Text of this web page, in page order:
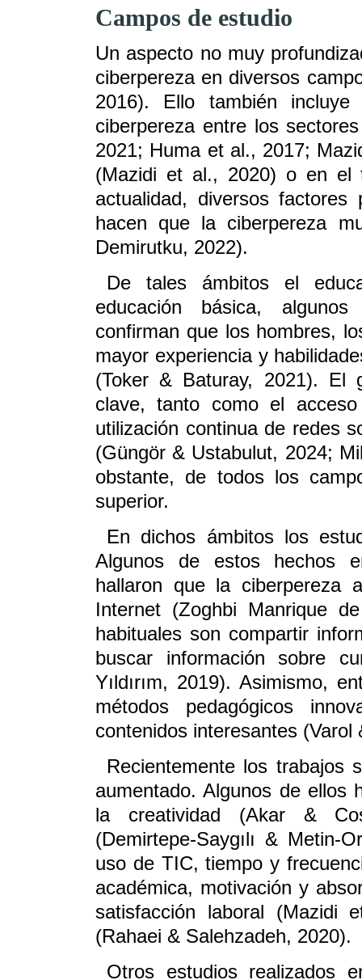
Campos de estudio
Un aspecto no muy
ciberpereza en diversos
2016). Ello también
ciberpereza entre los
2021; Huma et al., 2017;
(Mazidi et al., 2020) o en el
actualidad, diversos factores
hacen que la ciberpereza
Demirutku, 2022).
De tales ámbitos el
educación básica,
confirman que los hombres,
mayor experiencia y
(Toker & Baturay, 2021). El
clave, tanto como el
utilización continua de redes
(Güngör & Ustabulut, 2024;
obstante, de todos los
superior.
En dichos ámbitos los
Algunos de estos hechos
hallaron que la ciberpereza
Internet (Zoghbi Manrique
habituales son compartir
buscar información sobre
Yıldırım, 2019). Asimismo,
métodos pedagógicos
contenidos interesantes (Varol
Recientemente los trabajos
aumentado. Algunos de ellos
la creatividad (Akar &
(Demirtepe-Saygılı &
uso de TIC, tiempo y
académica, motivación y
satisfacción laboral
(Rahaei & Salehzadeh, 2020).
Otros estudios realizados